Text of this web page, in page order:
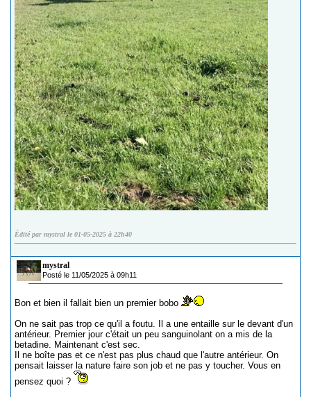
Édité par mystral le 01-05-2025 à 22h40
mystral
Posté le 11/05/2025 à 09h11
Bon et bien il fallait bien un premier bobo
On ne sait pas trop ce qu'il a foutu. Il a une entaille sur le devant d'un
antérieur. Premier jour c'était un peu sanguinolant on a mis de la
betadine. Maintenant c'est sec.
Il ne boîte pas et ce n'est pas plus chaud que l'autre antérieur. On
pensait laisser la nature faire son job et ne pas y toucher. Vous en
pensez quoi ?